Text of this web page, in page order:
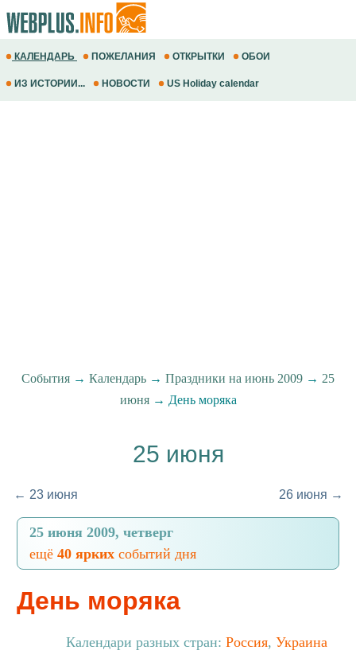
КАЛЕНДАРЬ ПОЖЕЛАНИЯ ОТКРЫТКИ ОБОИ
ИЗ ИСТОРИИ... НОВОСТИ US Holiday calendar
События → Календарь → Праздники на июнь 2009 → 25
июня→ День моряка
25 июня
← 23 июня 26 июня →
25 июня 2009, четверг
ещё 40 ярких событий дня
День моряка
Календари разных стран: Россия, Украина